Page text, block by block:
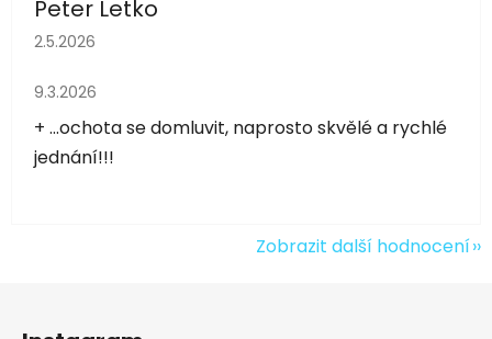
Peter Letko
Hodnocení obchodu je 5 z 5 hvězdiček.
2.5.2026
Hodnocení obchodu je 5 z 5 hvězdiček.
9.3.2026
+ ...ochota se domluvit, naprosto skvělé a rychlé
jednání!!!
Zobrazit další hodnocení